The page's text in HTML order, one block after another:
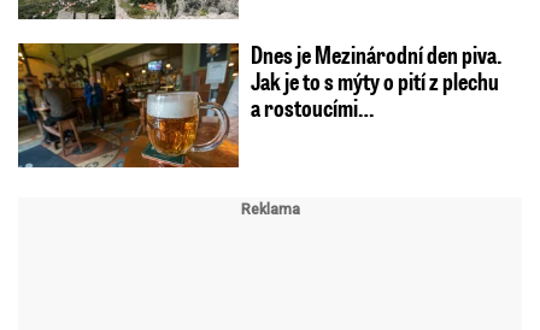
Dnes je Mezinárodní den piva.
Jak je to s mýty o pití z plechu
a rostoucími…